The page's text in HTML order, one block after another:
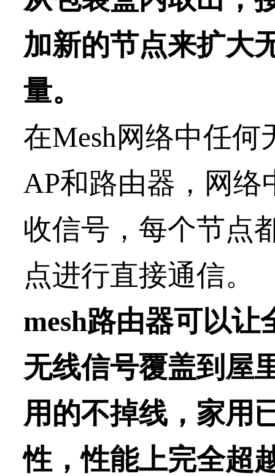
加新的节点来扩大
量。
在Mesh网络中任何
AP和路由器，网络
收信号，每个节点
点进行直接通信。
mesh路由器可以
无线信号覆盖到屋
用的不掉线， 家用
性，性能上完全超